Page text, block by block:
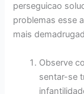
perseguicao
problemas esse
mais
Observe
sentar-se